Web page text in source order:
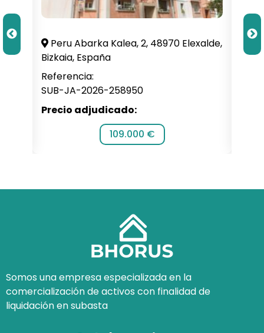
Peru Abarka Kalea, 2, 48970 Elexalde,
Bizkaia, España
Referencia:
SUB-JA-2026-258950
Precio adjudicado:
109.000 €
C.
Somos una empresa especializada en la
comercialización de activos con finalidad de
liquidación en subasta